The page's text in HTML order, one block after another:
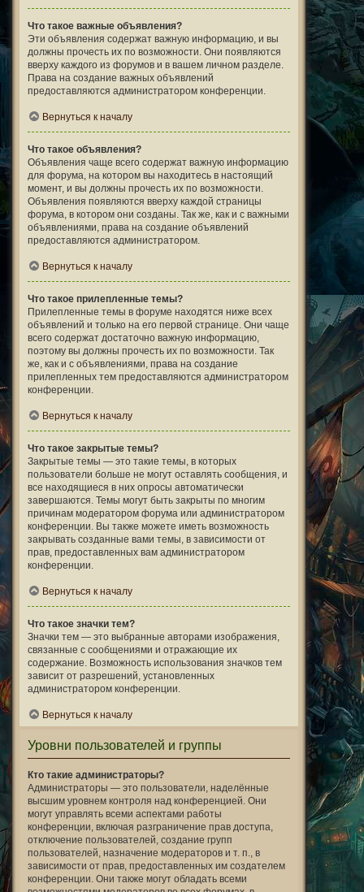
Что такое важные объявления?
Эти объявления содержат важную информацию, и вы
должны прочесть их по возможности. Они появляются
вверху каждого из форумов и в вашем личном разделе.
Права на создание важных объявлений
предоставляются администратором конференции.
Вернуться к началу
Что такое объявления?
Объявления чаще всего содержат важную информацию
для форума, на котором вы находитесь в настоящий
момент, и вы должны прочесть их по возможности.
Объявления появляются вверху каждой страницы
форума, в котором они созданы. Так же, как и с важными
объявлениями, права на создание объявлений
предоставляются администратором.
Вернуться к началу
Что такое прилепленные темы?
Прилепленные темы в форуме находятся ниже всех
объявлений и только на его первой странице. Они чаще
всего содержат достаточно важную информацию,
поэтому вы должны прочесть их по возможности. Так
же, как и с объявлениями, права на создание
прилепленных тем предоставляются администратором
конференции.
Вернуться к началу
Что такое закрытые темы?
Закрытые темы — это такие темы, в которых
пользователи больше не могут оставлять сообщения, и
все находящиеся в них опросы автоматически
завершаются. Темы могут быть закрыты по многим
причинам модератором форума или администратором
конференции. Вы также можете иметь возможность
закрывать созданные вами темы, в зависимости от
прав, предоставленных вам администратором
конференции.
Вернуться к началу
Что такое значки тем?
Значки тем — это выбранные авторами изображения,
связанные с сообщениями и отражающие их
содержание. Возможность использования значков тем
зависит от разрешений, установленных
администратором конференции.
Вернуться к началу
Уровни пользователей и группы
Кто такие администраторы?
Администраторы — это пользователи, наделённые
высшим уровнем контроля над конференцией. Они
могут управлять всеми аспектами работы
конференции, включая разграничение прав доступа,
отключение пользователей, создание групп
пользователей, назначение модераторов и т. п., в
зависимости от прав, предоставленных им создателем
конференции. Они также могут обладать всеми